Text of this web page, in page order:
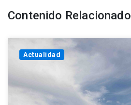
Contenido Relacionado
Actualidad